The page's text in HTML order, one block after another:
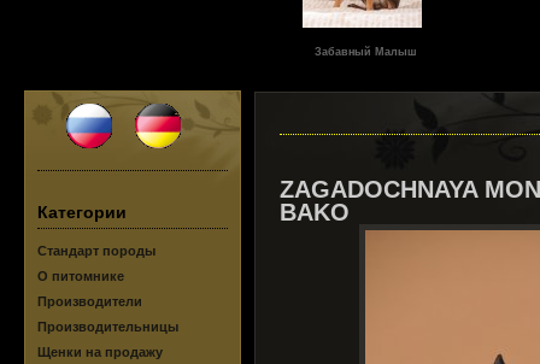
Забавный Малыш
Категории
Стандарт породы
О питомнике
Производители
Производительницы
Щенки на продажу
ZAGADOCHNAYA
BAKO